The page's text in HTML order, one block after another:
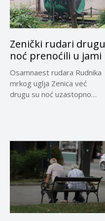
Zenički rudari drugu
noć prenoćili u jami
Osamnaest rudara Rudnika
mrkog uglja Zenica već
drugu su noć uzastopno